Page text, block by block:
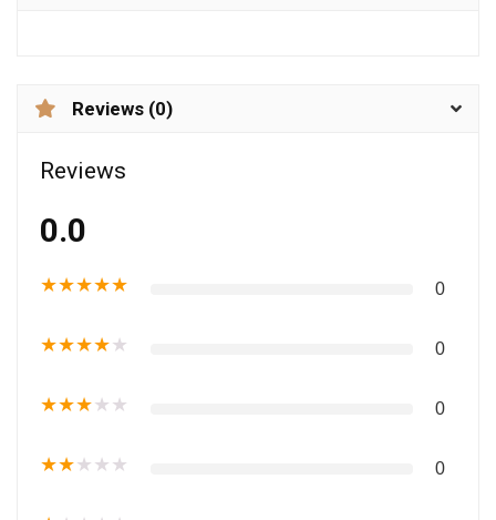
Reviews (0)
Reviews
0.0
★★★★★ 0
★★★★★ 0
★★★★ ★ 0
★★★ ★ ★ 0